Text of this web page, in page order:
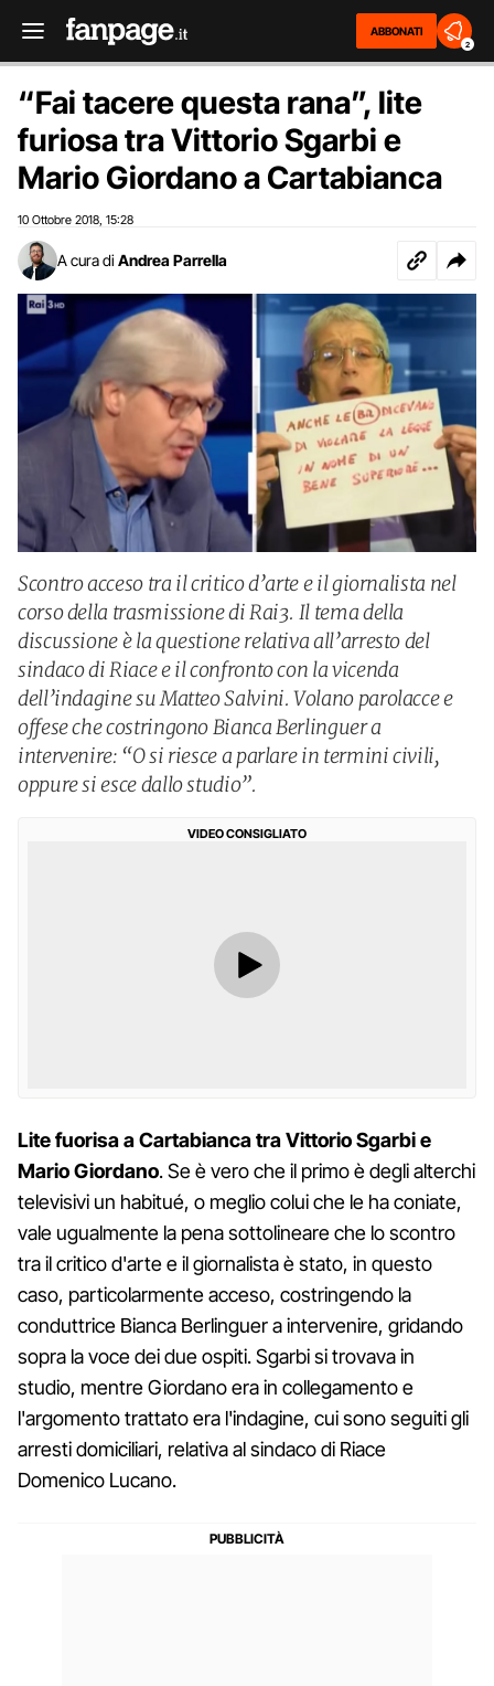
ABBONATI
2
“Fai tacere questa rana”, lite
furiosa tra Vittorio Sgarbi e
Mario Giordano a Cartabianca
10 Ottobre 2018 15:28
A cura di Andrea Parrella
Scontro acceso tra il critico d’arte e il giornalista nel
corso della trasmissione di Rai3. Il tema della
discussione è la questione relativa all’arresto del
sindaco di Riace e il confronto con la vicenda
dell’indagine su Matteo Salvini. Volano parolacce e
offese che costringono Bianca Berlinguer a
intervenire: “O si riesce a parlare in termini civili,
oppure si esce dallo studio”.
VIDEO CONSIGLIATO
Lite fuorisa a Cartabianca tra Vittorio Sgarbi e
Mario Giordano. Se è vero che il primo è degli alterchi
televisivi un habitué, o meglio colui che le ha coniate,
vale ugualmente la pena sottolineare che lo scontro
tra il critico d'arte e il giornalista è stato, in questo
caso, particolarmente acceso, costringendo la
conduttrice Bianca Berlinguer a intervenire, gridando
sopra la voce dei due ospiti. Sgarbi si trovava in
studio, mentre Giordano era in collegamento e
l'argomento trattato era l'indagine, cui sono seguiti gli
arresti domiciliari, relativa al sindaco di Riace
Domenico Lucano.